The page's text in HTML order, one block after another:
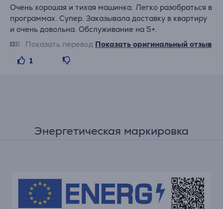
Очень хорошая и тихая машинка. Легко разобраться в
программах. Супер. Заказывала доставку в квартиру
и очень довольна. Обслуживание на 5+.
Показать перевод Показать оригинальный отзыв
1
Энергетическая маркировка